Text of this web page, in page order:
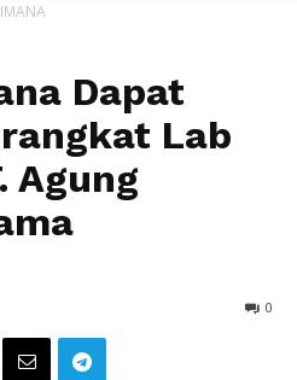
Dapat
Lab
Agung
0